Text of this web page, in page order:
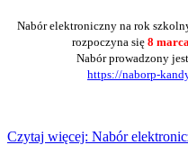
Nabór elektroniczny na rok
rozpoczyna się 8
Nabór prowadzony
https://naborp-
Czytaj więcej: Nabór